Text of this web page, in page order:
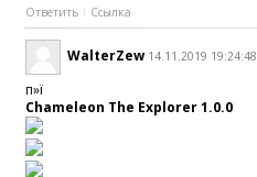
Ответить Ссылка
WalterZew 14.11.2019 19:24:48
п»ї
Chameleon The Explorer 1.0.0